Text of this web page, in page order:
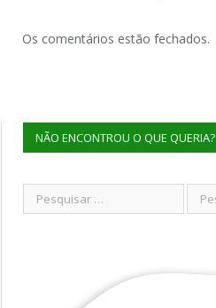
Os comentários estão fechados.
NÃO ENCONTROU O QUE QUERIA?